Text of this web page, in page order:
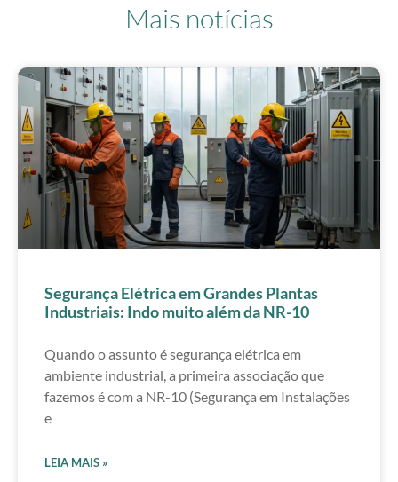
Mais notícias
Segurança Elétrica em Grandes Plantas
Industriais: Indo muito além da NR-10
Quando o assunto é segurança elétrica em
ambiente industrial, a primeira associação que
fazemos é com a NR-10 (Segurança em Instalações
e
LEIA MAIS »